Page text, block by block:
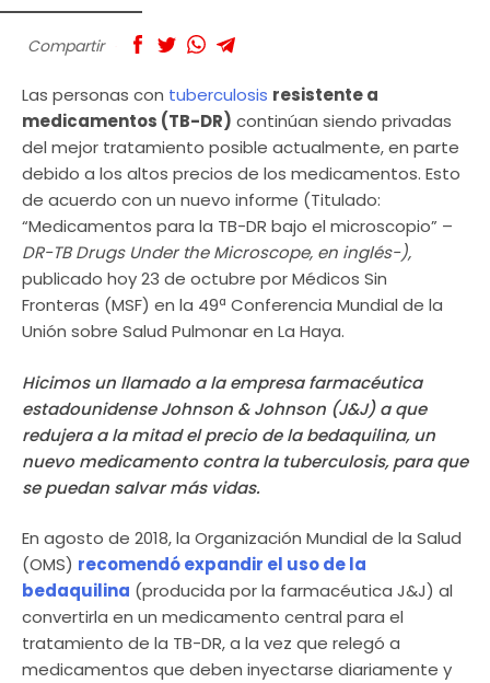
Compartir
Las personas con tuberculosis resistente a
medicamentos (TB-DR) continúan siendo privadas
del mejor tratamiento posible actualmente, en parte
debido a los altos precios de los medicamentos. Esto
de acuerdo con un nuevo informe (Titulado:
“Medicamentos para la TB-DR bajo el microscopio” –
DR-TB Drugs Under the Microscope, en inglés-),
publicado hoy 23 de octubre por Médicos Sin
Fronteras (MSF) en la 49ª Conferencia Mundial de la
Unión sobre Salud Pulmonar en La Haya.
Hicimos un llamado a la empresa farmacéutica
estadounidense Johnson & Johnson (J&J) a que
redujera a la mitad el precio de la bedaquilina, un
nuevo medicamento contra la tuberculosis, para que
se puedan salvar más vidas.
En agosto de 2018, la Organización Mundial de la Salud
(OMS) recomendó expandir el uso de la
bedaquilina (producida por la farmacéutica J&J) al
convertirla en un medicamento central para el
tratamiento de la TB-DR, a la vez que relegó a
medicamentos que deben inyectarse diariamente y